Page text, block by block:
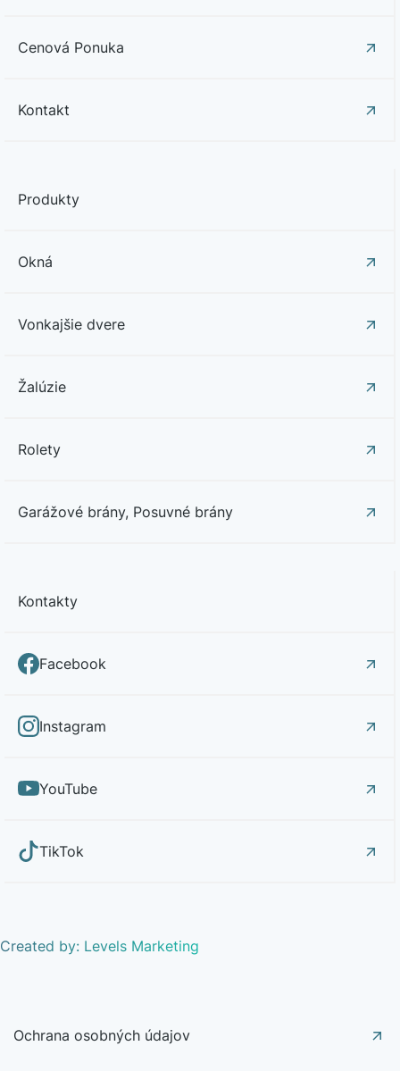
Cenová Ponuka
Kontakt
Produkty
Okná
Vonkajšie dvere
Žalúzie
Rolety
Garážové brány, Posuvné brány
Kontakty
Facebook
Instagram
YouTube
TikTok
Created by: Levels Marketing
Ochrana osobných údajov